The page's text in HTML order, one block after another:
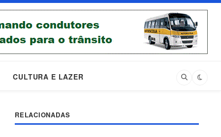
CULTURA E LAZER
RELACIONADAS